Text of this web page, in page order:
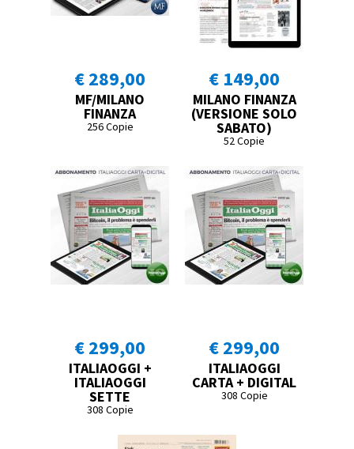
€ 289,00
MF/MILANO
FINANZA
256 Copie
€ 149,00
MILANO FINANZA
(VERSIONE SOLO
SABATO)
52 Copie
€ 299,00
ITALIAOGGI +
ITALIAOGGI
SETTE
308 Copie
€ 299,00
ITALIAOGGI
CARTA + DIGITAL
308 Copie